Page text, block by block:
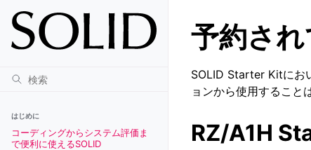
はじめに
コーディングからシステム評価ま
で便利に使えるSOLID
予約さ
SOLID Starter Kitにお
ョンから使用すること
RZ/A1H